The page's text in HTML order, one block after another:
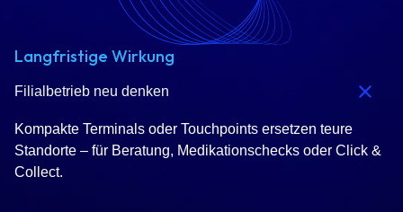
Langfristige Wirkung
Filialbetrieb neu denken
Kompakte Terminals oder Touchpoints ersetzen teure
Standorte – für Beratung, Medikationschecks oder Click &
Collect.